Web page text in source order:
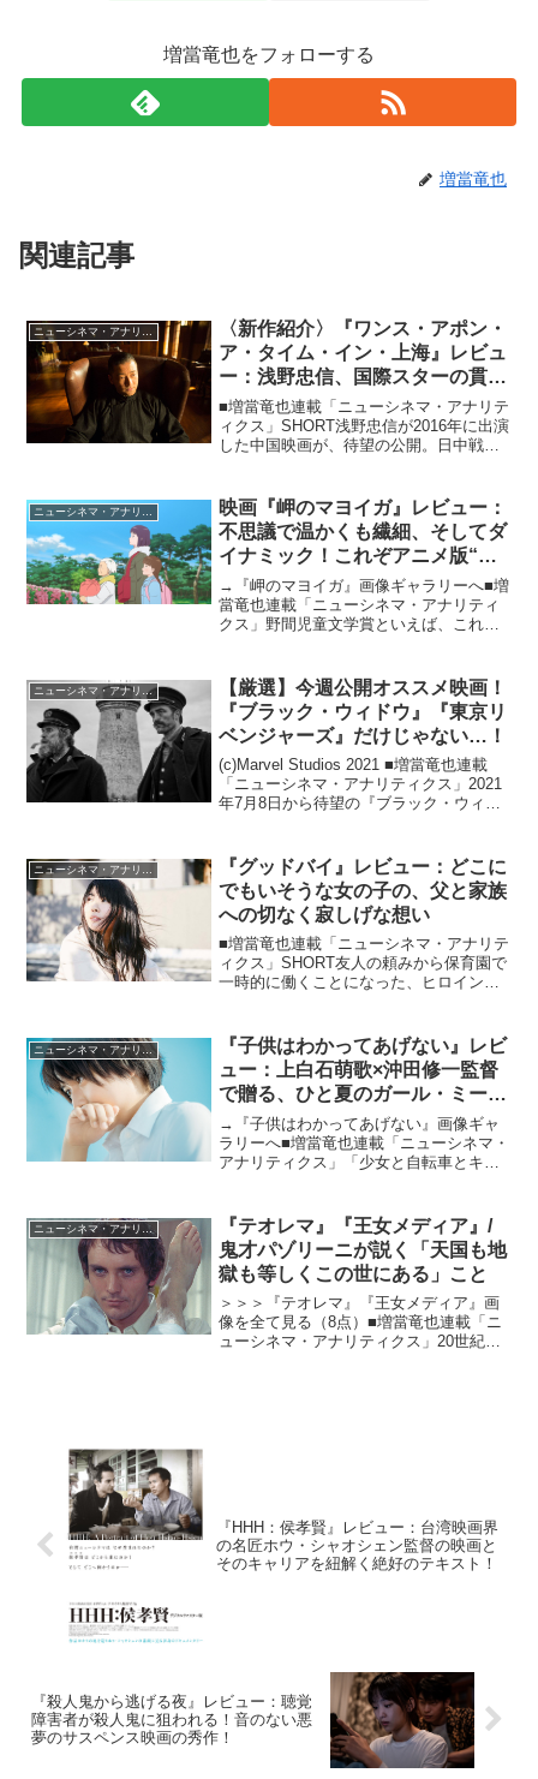
増當竜也をフォローする
増當竜也
関連記事
ニューシネマ・アナリティクス
〈新作紹介〉『ワンス・アポン・
ア・タイム・イン・上海』レビュ
ー：浅野忠信、国際スターの貫録
を示す激動と魅惑の大河サスペン
ス・ドラマ
■増當竜也連載「ニューシネマ・アナリテ
ィクス」SHORT浅野忠信が2016年に出演
した中国映画が、待望の公開。日中戦争
デルにしたルー（グオ・ヨウ）を主人公
に大河的なドラ...
映画『岬のマヨイガ』レビュー：
不思議で温かくも繊細、そしてダ
イナミック！これぞアニメ版“妖
怪大戦争”！
→『岬のマヨイガ』画像ギャラリーへ■増
當竜也連載「ニューシネマ・アナリティ
クス」野間児童文学賞といえば、これま
年度（第54回）の同賞を受賞した柏葉幸
子の「岬のマヨイ...
ニューシネマ・アナリティクス
【厳選】今週公開オススメ映画！
『ブラック・ウィドウ』『東京リ
ベンジャーズ』だけじゃない…！
(c)Marvel Studios 2021 ■増當竜也連載
「ニューシネマ・アナリティクス」2021
年7月8日から待望の『ブラック・ウィド
8日・9日・10日の映画...
ニューシネマ・アナリティクス
『グッドバイ』レビュー：どこに
でもいそうな女の子の、父と家族
への切なく寂しげな想い
■増當竜也連載「ニューシネマ・アナリテ
ィクス」SHORT友人の頼みから保育園で
一時的に働くことになった、ヒロインさ
自分が幼い頃から離れて暮らす実父（吉
家章人）と似たもの...
ニューシネマ・アナリティクス
『子供はわかってあげない』レビ
ュー：上白石萌歌×沖田修一監督
で贈る、ひと夏のガール・ミー
ツ・お父さん！
→『子供はわかってあげない』画像ギャ
ラリーへ■増當竜也連載「ニューシネマ・
アナリティクス」「少女と自転車とキャ
が、実際、自転車はあったりなかったり
しても「少女」と「映画...
ニューシネマ・アナリティクス
『テオレマ』『王女メディア』/
鬼才パゾリーニが説く「天国も地
獄も等しくこの世にある」こと
＞＞＞『テオレマ』『王女メディア』画
像を全て見る（8点）■増當竜也連載「ニ
ューシネマ・アナリティクス」20世紀最
『HHH：侯孝賢』レビュー：台湾映画界
の名匠ホウ・シャオシェン監督の映画と
そのキャリアを紐解く絶好のテキスト！
『殺人鬼から逃げる夜』レビュー：聴覚
障害者が殺人鬼に狙われる！音のない悪
夢のサスペンス映画の秀作！